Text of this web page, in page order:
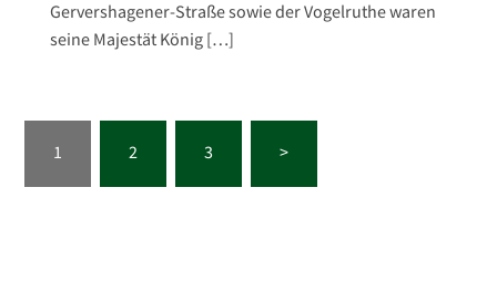
Gervershagener-Straße sowie der Vogelruthe waren
seine Majestät König […]
der
Beiträge
1 2 3 >